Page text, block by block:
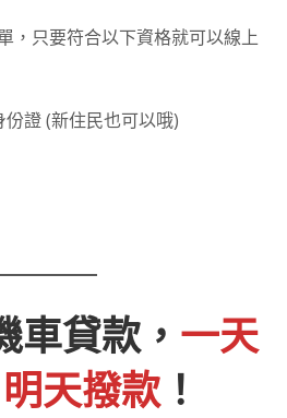
，只要符合以下資格就可以線上
證 (新住民也可以哦)
車貸款， 一天
天撥款！